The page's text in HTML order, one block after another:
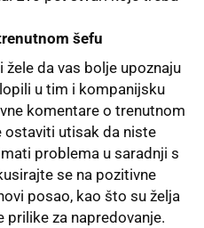
šefu
da vas bolje upoznaju
u tim i kompanijsku
komentare o trenutnom
ostaviti utisak da niste
problema u saradnji s
se na pozitivne
posao, kao što su želja
prilike za napredovanje.